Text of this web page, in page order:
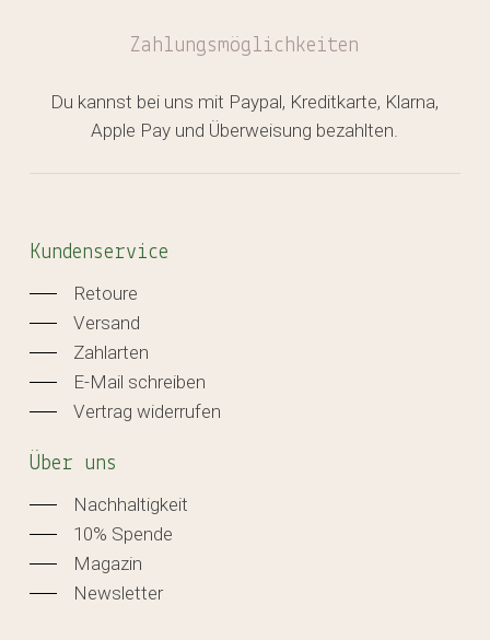
Zahlungsmöglichkeiten
Du kannst bei uns mit Paypal, Kreditkarte, Klarna,
Apple Pay und Überweisung bezahlten.
Kundenservice
Retoure
Versand
Zahlarten
E-Mail schreiben
Vertrag widerrufen
Über uns
Nachhaltigkeit
10% Spende
Magazin
Newsletter